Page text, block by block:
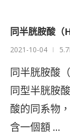
同半胱胺酸（
2021-10-04
同半胱胺酸
同型半胱胺
酸的同系物
含一個額 …